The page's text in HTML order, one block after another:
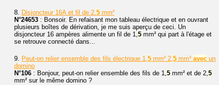
8. Disjoncteur 16A et fil de 2.5 mm²
N°24653 : Bonsoir. En refaisant mon tableau électrique et en ouvrant
plusieurs boîtes de dérivation, je me suis aperçu de ceci. Un
disjoncteur 16 ampères alimente un fil de 1,5 mm² qui part à l'étage et
se retrouve connecté dans...
9. Peut-on relier ensemble des fils électrique 1,5 mm² 2,5 mm² avec un
domino
N°106 : Bonjour, peut-on relier ensemble des fils de 1,5 mm² et de 2,5
mm² sur le même domino ?